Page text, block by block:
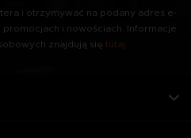
i otrzymywać na podany adres e-
i nowościach. Informacje
znajdują się tutaj